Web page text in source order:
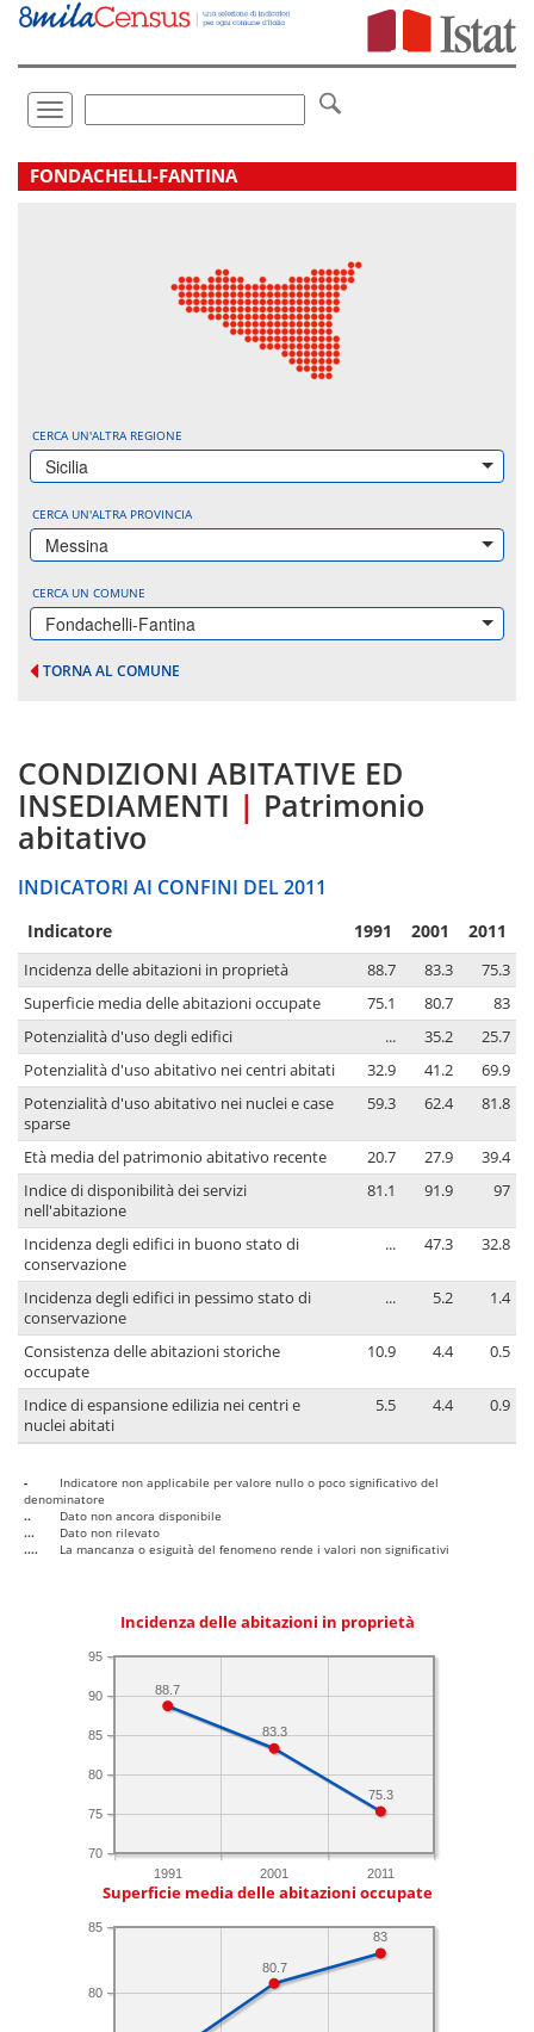
Vai
direttamente
Toggle
navigation
.
FONDACHELLI-FANTINA
CERCA UN'ALTRA REGIONE
Sicilia
CERCA UN'ALTRA PROVINCIA
Messina
CERCA UN COMUNE
Fondachelli-Fantina
TORNA AL COMUNE
CONDIZIONI ABITATIVE ED
INSEDIAMENTI | Patrimonio
abitativo
INDICATORI AI CONFINI DEL 2011
Indicatore 1991 2001 2011
Incidenza delle abitazioni in proprietà 88.7 83.3
75.3
Superficie media delle abitazioni occupate
75.1 80.7
83
Potenzialità d'uso degli edifici
... 35.2
25.7
Potenzialità d'uso abitativo nei centri abitati
32.9 41.2
69.9
Potenzialità d'uso abitativo nei nuclei e case
sparse
59.3 62.4 81.8
Età media del patrimonio abitativo recente 20.7 27.9
39.4
Indice di disponibilità dei servizi
nell'abitazione
81.1 91.9 97
Incidenza degli edifici in buono stato di
conservazione
... 47.3 32.8
Incidenza degli edifici in pessimo stato di
conservazione
... 5.2 1.4
Consistenza delle abitazioni storiche
occupate
10.9 4.4 0.5
Indice di espansione edilizia nei centri e
nuclei abitati
5.5 4.4 0.9
-
Indicatore non applicabile per valore nullo o poco significativo del
denominatore
..
Dato non ancora disponibile
...
Dato non rilevato
....
La mancanza o esiguità del fenomeno rende i valori non significativi
Incidenza delle abitazioni in proprietà
1991 2001 2011
70
75
80
85
90
95
75.3
83.3
88.7
Superficie media delle abitazioni occupate
80
85
83
80.7